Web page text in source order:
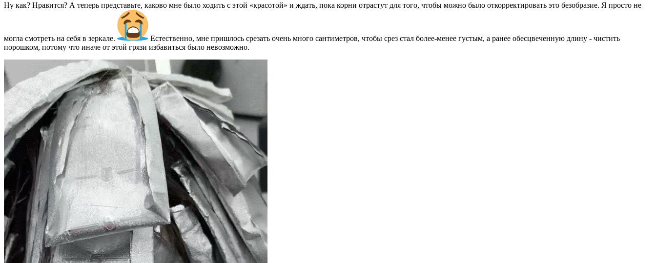
Ну как? Нравится? А теперь представьте, каково мне было ходить с этой «красотой» и ждать, пока корни отрастут для того, чтобы можно было откорректировать это безобразие. Я просто не
могла смотреть на себя в зеркале.
Естественно, мне пришлось срезать очень много сантиметров, чтобы срез стал более-менее густым, а ранее обесцвеченную длину - чистить
порошком, потому что иначе от этой грязи избавиться было невозможно.